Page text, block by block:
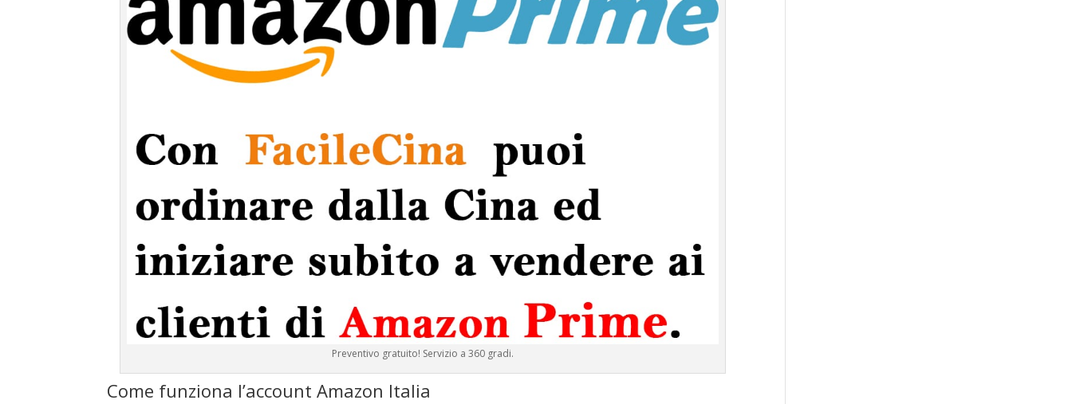
Preventivo gratuito! Servizio a 360 gradi.
Come funziona l’account Amazon Italia